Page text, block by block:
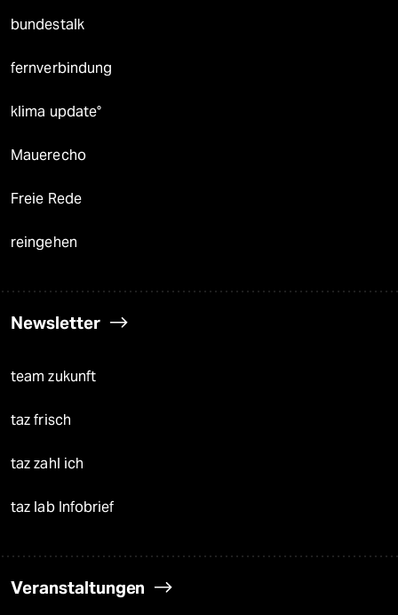
bundestalk
fernverbindung
klima update°
Mauerecho
Freie Rede
reingehen
Newsletter
team zukunft
taz frisch
taz zahl ich
taz lab Infobrief
Veranstaltungen